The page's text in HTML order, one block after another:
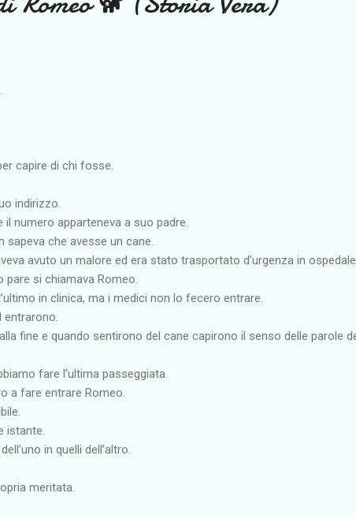
capire di chi fosse.
indirizzo.
numero apparteneva a suo padre.
sapeva che avesse un cane.
avuto un malore ed era stato trasportato d’urgenza in
si chiamava Romeo.
in clinica, ma i medici non lo fecero entrare.
fine e quando sentirono del cane capirono il senso delle parole
fare l’ultima passeggiata.
a fare entrare Romeo.
istante.
in quelli dell’altro.
meritata.